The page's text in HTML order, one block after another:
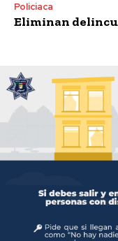
Policiaca
Eliminan